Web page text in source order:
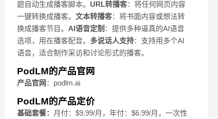
题自动生成播客脚本。 URL转播客：将任何网页内容
一键转换成播客。 文本转播客：将书面内容或想法转
换成播客节目。 AI语音定制 ：提供多种逼真的AI语音
选项，用在播客配音。 多说话人支持：支持用多个AI
语音，适合制作采访和讨论形式的播客。
PodLM的产品官网
产品官网 ：podlm.ai
PodLM的产品定价
基础套餐：
月付：$9.99/月，年付：$6.99/月，一次性